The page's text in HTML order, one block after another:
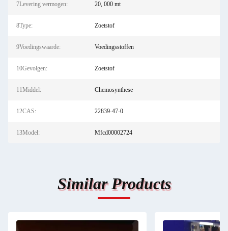
7Levering vermogen: 20, 000 mt
8Type: Zoetstof
9Voedingswaarde: Voedingsstoffen
10Gevolgen: Zoetstof
11Middel: Chemosynthese
12CAS: 22839-47-0
13Model: Mfcd00002724
Similar Products